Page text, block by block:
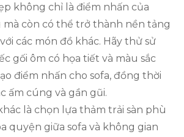
không chỉ là điểm nhấn của
mà còn có thể trở thành nền tảng
các món đồ khác. Hãy thử sử
gối ôm có họa tiết và màu sắc
điểm nhấn cho sofa, đồng thời
ấm cúng và gần gũi.
là chọn lựa thảm trải sàn phù
quyện giữa sofa và không gian